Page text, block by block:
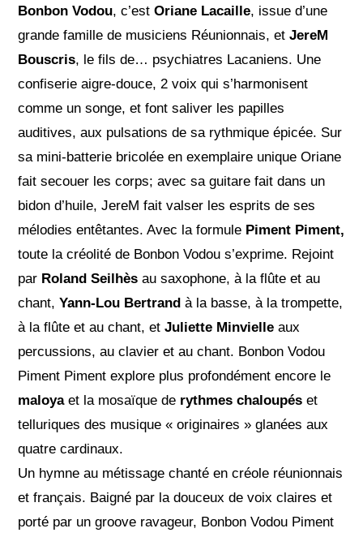
Bonbon Vodou, c’estOriane Lacaille, issue d’une
grande famille de musiciens Réunionnais, etJereM
Bouscris, le fils de… psychiatres Lacaniens. Une
confiserie aigre-douce, 2 voix qui s’harmonisent
comme un songe, et font saliver les papilles
auditives, aux pulsations de sa rythmique épicée. Sur
sa mini-batterie bricolée en exemplaire unique Oriane
fait secouer les corps; avec sa guitare fait dans un
bidon d’huile, JereM fait valser les esprits de ses
mélodies entêtantes. Avec la formule Piment Piment,
toute la créolité de Bonbon Vodou s’exprime. Rejoint
par Roland Seilhès au saxophone, à la flûte et au
chant,Yann-Lou Bertrand à la basse, à la trompette,
à la flûte et au chant, etJuliette Minvielle aux
percussions, au clavier et au chant. Bonbon Vodou
Piment Piment explore plus profondément encore le
maloyaet la mosaïque de rythmes chaloupés et
telluriques des musique « originaires » glanées aux
quatre cardinaux.
Un hymne au métissage chanté en créole réunionnais
et français. Baigné par la douceux de voix claires et
porté par un groove ravageur, Bonbon Vodou Piment